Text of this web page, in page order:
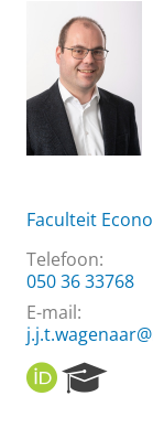
Faculteit
Telefoon:
050 36 33768
E-mail:
O
R